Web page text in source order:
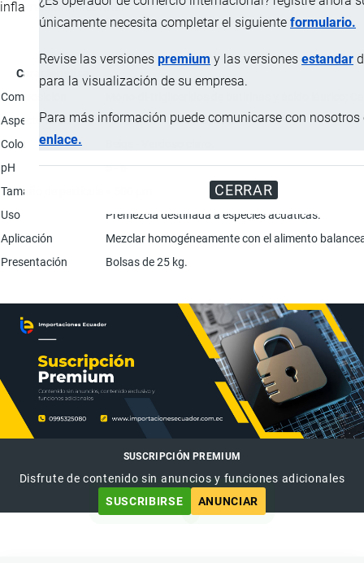
únicamente necesita completar el siguiente formulario.
Revise las versiones premium y las versiones estandar
para la visualización de su empresa.
Para más información puede comunicarse con nosotros
enlace.
CERRAR
inflamación intestinal.
Característica
Composición
Aspecto físico
Polvo que fluye libremente.
Color
pH
5 - 6
Tamaño de partícula
Uso
Premezcla destinada a especies acuáticas.
Aplicación
Mezclar homogéneamente con el alimento
Presentación
Bolsas de 25 kg.
SUSCRIPCIÓN PREMIUM
Disfrute de contenido sin anuncios y funciones adicionales
SUSCRIBIRSE
ANUNCIAR